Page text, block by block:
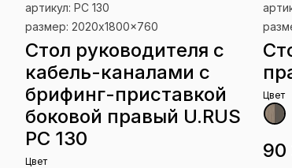
артикул: РС 130
размер: 2020x1800x760
Стол руководителя с
кабель-каналами с
брифинг-приставкой
боковой правый U.RUS
РС 130
Цвет
Цвет
90